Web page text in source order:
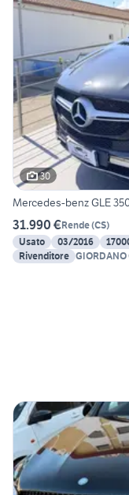
30
Mercedes-benz GLE
31.990 €Rende(CS)
Usato
03/2016
Rivenditore GIORDANO